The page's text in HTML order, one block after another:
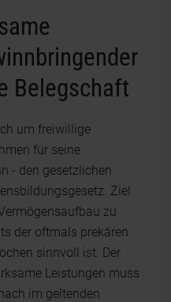
Belegschaft
um freiwillige
für seine
- den gesetzlichen
Ziel
zu
der oftmals prekären
sinnvoll ist. Der
Leistungen muss
im geltenden